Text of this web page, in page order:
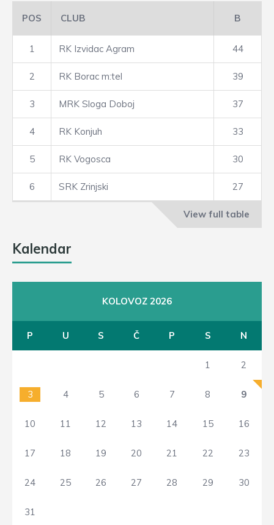
POS CLUB B
1 RK Izvidac Agram 44
2 RK Borac m:tel 39
3 MRK Sloga Doboj 37
4 RK Konjuh 33
5 RK Vogosca 30
6 SRK Zrinjski 27
View full table
Kalendar
KOLOVOZ 2026
P U S Č P S N
1 2
3 4 5 6 7 8 9
10 11 12 13 14 15 16
17 18 19 20 21 22 23
24 25 26 27 28 29 30
31